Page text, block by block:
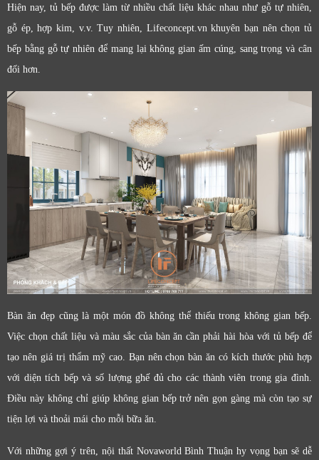
Hiện nay, tủ bếp được làm từ nhiều chất liệu khác nhau như gỗ tự nhiên,
gỗ ép, hợp kim, v.v. Tuy nhiên, Lifeconcept.vn khuyên bạn nên chọn tủ
bếp bằng gỗ tự nhiên để mang lại không gian ấm cúng, sang trọng và cân
đối hơn.
Bàn ăn đẹp cũng là một món đồ không thể thiếu trong không gian bếp.
Việc chọn chất liệu và màu sắc của bàn ăn cần phải hài hòa với tủ bếp để
tạo nên giá trị thẩm mỹ cao. Bạn nên chọn bàn ăn có kích thước phù hợp
với diện tích bếp và số lượng ghế đủ cho các thành viên trong gia đình.
Điều này không chỉ giúp không gian bếp trở nên gọn gàng mà còn tạo sự
tiện lợi và thoải mái cho mỗi bữa ăn.
Với những gợi ý trên, nội thất Novaworld Bình Thuận hy vọng bạn sẽ dễ